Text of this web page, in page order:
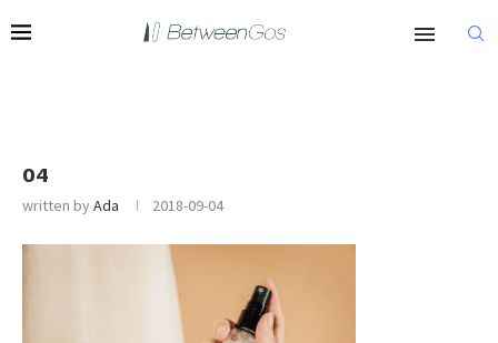
04
written byAda 2018-09-04